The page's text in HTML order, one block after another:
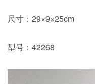
尺寸：29×9×25cm
型号：42268